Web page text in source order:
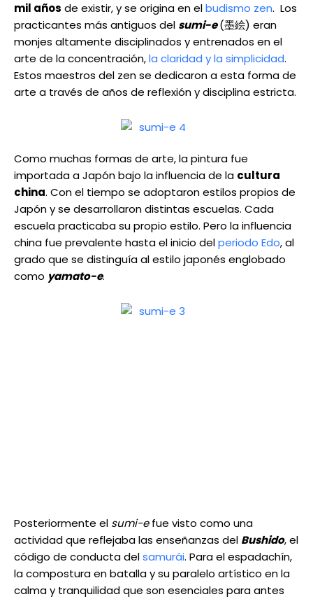
mil años de existir, y se origina en elbudismo zen. Los
practicantes más antiguos del sumi-e(墨絵) eran
monjes altamente disciplinados y entrenados en el
arte de la concentración,la claridad y la simplicidad.
Estos maestros del zen se dedicaron a esta forma de
arte a través de años de reflexión y disciplina estricta.
Como muchas formas de arte, la pintura fue
importada a Japón bajo la influencia de la cultura
china. Con el tiempo se adoptaron estilos propios de
Japón y se desarrollaron distintas escuelas. Cada
escuela practicaba su propio estilo. Pero la influencia
china fue prevalente hasta el inicio delperiodo Edo, al
grado que se distinguía al estilo japonés englobado
como yamato-e.
Posteriormente el sumi-efue visto como una
actividad que reflejaba las enseñanzas del Bushido, el
código de conducta delsamurái. Para el espadachín,
la compostura en batalla y su paralelo artístico en la
calma y tranquilidad que son esenciales para antes